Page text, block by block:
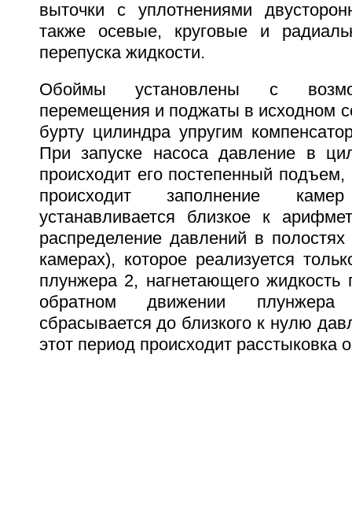
выточки с уплотнениями
также осевые, круговые и
перепуска жидкости.
Обоймы установлены с
перемещения и поджаты в исходном
бурту цилиндра упругим
При запуске насоса давление в
происходит его постепенный подъем,
происходит заполнение
устанавливается близкое к
распределение давлений в
камерах), которое реализуется
плунжера 2, нагнетающего
обратном движении
сбрасывается до близкого к нулю
этот период происходит расстыковка